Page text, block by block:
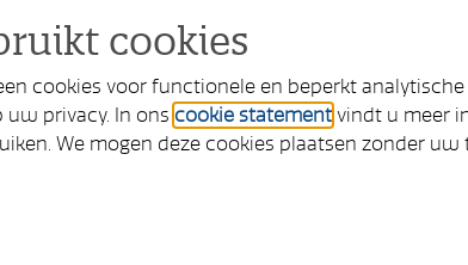
en statuten
flexibele premieregeling
cookies
cookies voor functionele en beperkt analytische
privacy. In ons cookie statement vindt u meer
We mogen deze cookies plaatsen zonder uw